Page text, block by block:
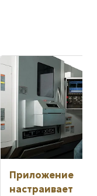
Приложение
настраивает